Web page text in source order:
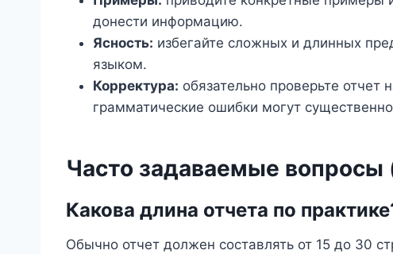
донести информацию.
Ясность: избегайте сложных и длинных
языком.
Корректура: обязательно проверьте
грамматические ошибки могут существенно
Часто задаваемые вопросы
Какова длина отчета по
Обычно отчет должен составлять от 15 до 30